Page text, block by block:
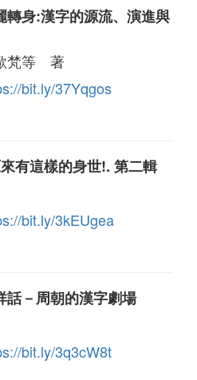
轉身:漢字的源流、演進與
梵等 著
bit.ly/37Yqgos
有這樣的身世!. 第二輯
bit.ly/3kEUgea
話－周朝的漢字劇場
bit.ly/3q3cW8t